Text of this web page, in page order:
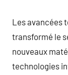
Les avancées
transformé le
nouveaux
technologies